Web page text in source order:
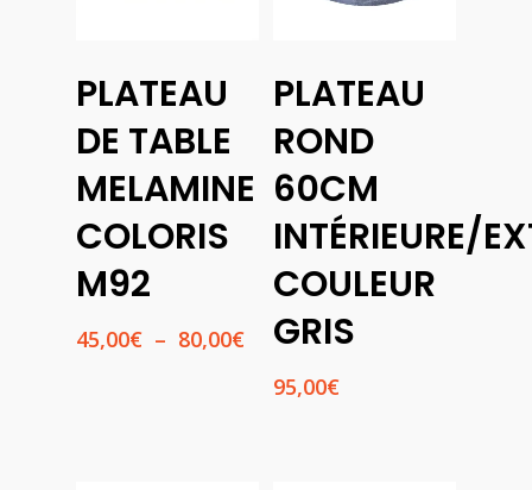
Des
Options
PLATEAU
DE TABLE
MELAMINE
COLORIS
M92
45,00€ – 80,00€Plage
prix :
Ajouter
Au
Panier
PLATEAU
ROND
60CM
INTÉRIEURE/
COULEUR
GRIS
95,00€